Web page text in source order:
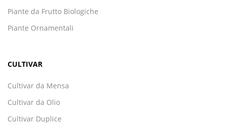
Piante da Frutto Biologiche
Piante Ornamentali
CULTIVAR
Cultivar da Mensa
Cultivar da Olio
Cultivar Duplice